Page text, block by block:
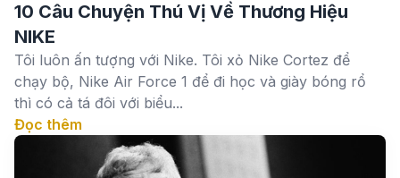
10 Câu Chuyện Thú Vị Về Thương Hiệu
NIKE
Tôi luôn ấn tượng với Nike. Tôi xỏ Nike Cortez để
chạy bộ, Nike Air Force 1 để đi học và giày bóng rổ
thì có cả tá đôi với biểu...
Đọc thêm